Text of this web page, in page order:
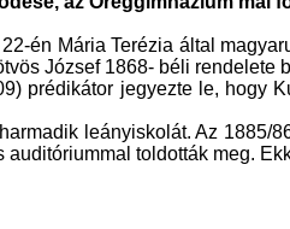
én Mária Terézia által
József 1868- béli
prédikátor jegyezte le, hogy
leányiskolát. Az 1885/
auditóriummal toldották meg.